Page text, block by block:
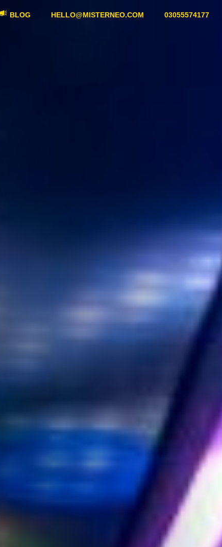
BLOG HELLO@MISTERNEO.COM 03055574177